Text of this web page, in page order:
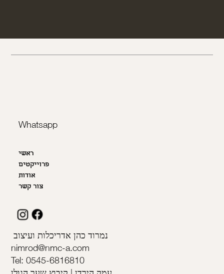
Whatsapp
ראשי
פרוייקטים
אודות
צור קשר
נמרוד כהן אדריכלות ועיצוב
nimrod@nmc-a.com
Tel: 0545-6816810